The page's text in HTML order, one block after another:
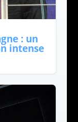
: un
intense